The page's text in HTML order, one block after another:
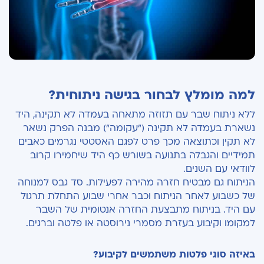
למה מומלץ לבחור בגישה ניתוחית?
ללא ניתוח שבר עם תזוזה מתאחה בעמדה לא תקינה, היד
נשארת בעמדה לא תקינה ("עקומה") מבנה הפרק נשאר
לא תקין וכתוצאה מכך פרט לפגם האסטטי נגרמים כאבים
תמידיים והגבלה בתנועה בשורש כף היד שיחמירו קרוב
לוודאי עם השנים.
הניתוח גם מבטיח חזרה מהירה לפעילות. סד גבס למנוחה
של כשבוע לאחר הניתוח וכבר אחרי שבוע התחלת תרגול
עם היד. בניתוח מתבצעת החזרה אנטומית של השבר
למקומו וקיבוע בעזרת מסמרי נירוסטה או פלטה וברגים.
באיזה סוגי פלטות משתמשים לקיבוע?